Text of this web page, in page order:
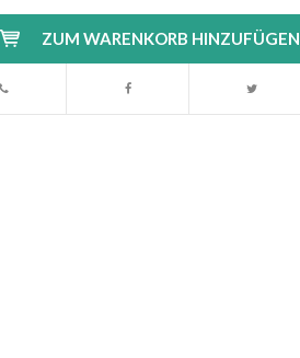
ZUM WARENKORB HINZUFÜGEN